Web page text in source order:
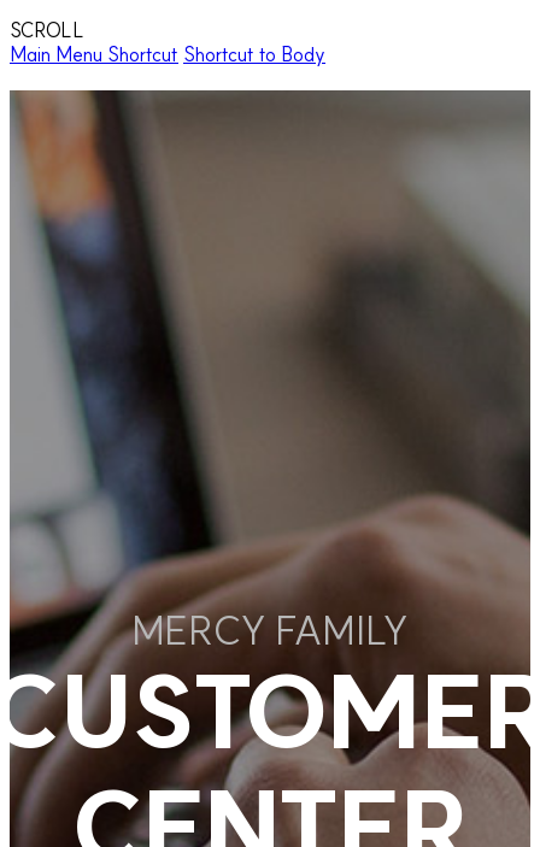
SCROLL
Main Menu Shortcut Shortcut to Body
MERCY FAMILY